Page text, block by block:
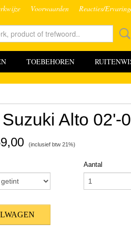
Voorwaarden Reacties/
TOEBEHOREN
Alto 02'-
(inclusief btw 21%)
Aantal